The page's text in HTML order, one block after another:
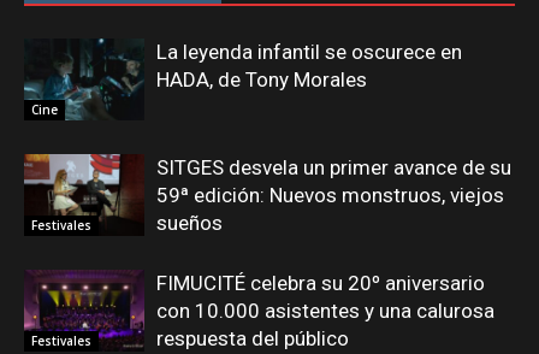
Cine
La leyenda infantil se oscurece en
HADA, de Tony Morales
Festivales
SITGES desvela un primer avance de su
59ª edición: Nuevos monstruos, viejos
sueños
Festivales
FIMUCITÉ celebra su 20º aniversario
con 10.000 asistentes y una calurosa
respuesta del público